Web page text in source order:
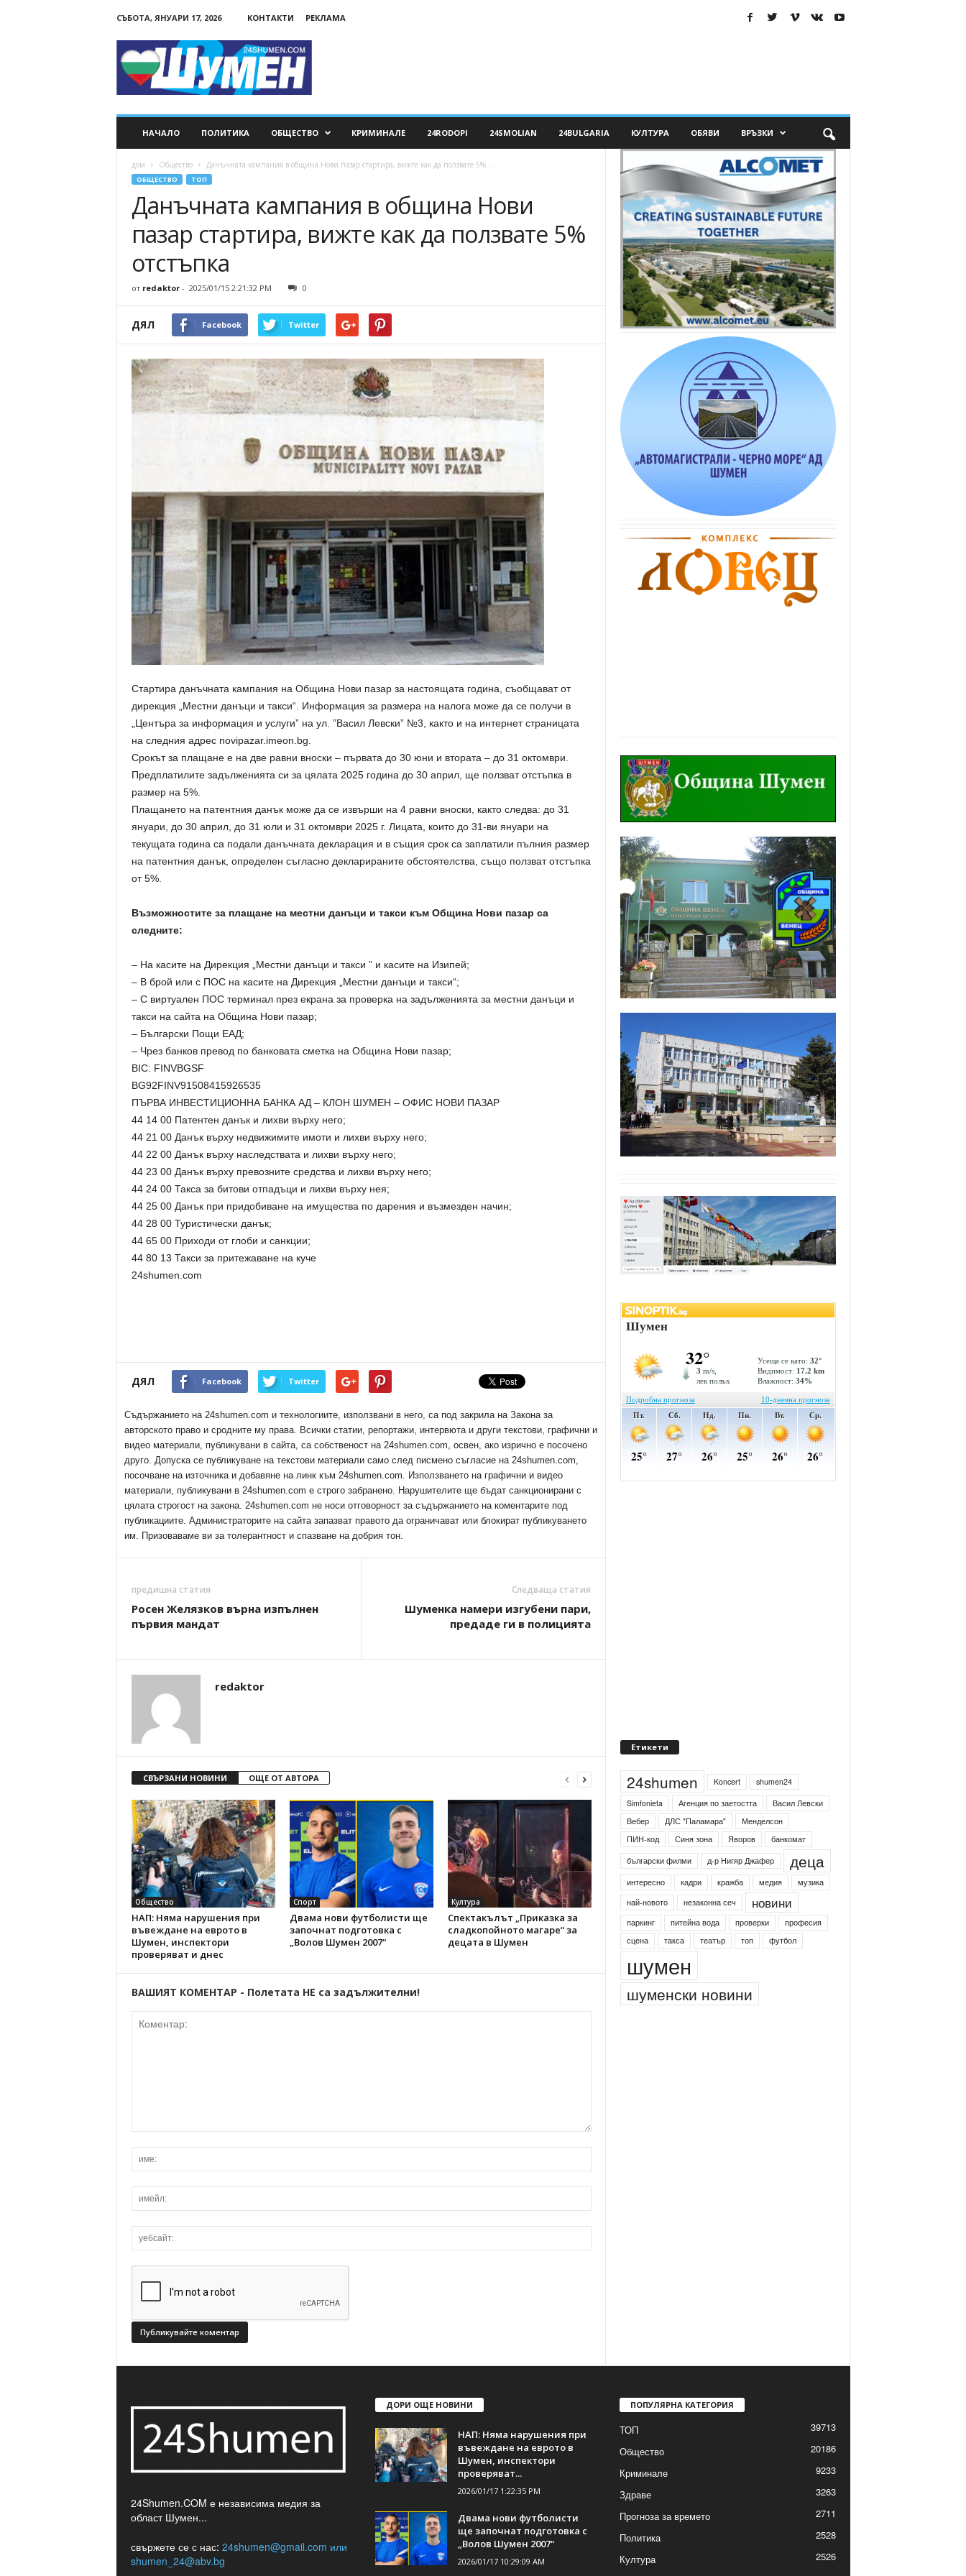
СЪБОТА, ЯНУАРИ 17, 2026 КОНТАКТИ РЕКЛАМА
НАЧАЛО ПОЛИТИКА ОБЩЕСТВО КРИМИНАЛЕ 24RODOPI 24SMOLIAN 24BULGARIA КУЛТУРА ОБЯВИ ВРЪЗКИ
дом Общество Данъчната кампания в община Нови пазар стартира, вижте как да ползвате 5%...
ОБЩЕСТВО ТОП
Данъчната кампания в община Нови
пазар стартира, вижте как да ползвате 5%
отстъпка
от redaktor- 2025/01/15 2:21:32 PM 0
ДЯЛ Facebook Twitter
Стартира данъчната кампания на Община Нови пазар за настоящата година, съобщават от
дирекция „Местни данъци и такси“. Информация за размера на налога може да се получи в
„Центъра за информация и услуги” на ул. ”Васил Левски” №3, както и на интернет страницата
на следния адрес novipazar.imeon.bg.
Срокът за плащане е на две равни вноски – първата до 30 юни и втората – до 31 октомври.
Предплатилите задълженията си за цялата 2025 година до 30 април, ще ползват отстъпка в
размер на 5%.
Плащането на патентния данък може да се извърши на 4 равни вноски, както следва: до 31
януари, до 30 април, до 31 юли и 31 октомври 2025 г. Лицата, които до 31-ви януари на
текущата година са подали данъчната декларация и в същия срок са заплатили пълния размер
на патентния данък, определен съгласно декларираните обстоятелства, също ползват отстъпка
от 5%.
Възможностите за плащане на местни данъци и такси към Община Нови пазар са
следните:
– На касите на Дирекция „Местни данъци и такси ” и касите на Изипей;
– В брой или с ПОС на касите на Дирекция „Местни данъци и такси“;
– С виртуален ПОС терминал през екрана за проверка на задълженията за местни данъци и
такси на сайта на Община Нови пазар;
– Български Пощи ЕАД;
– Чрез банков превод по банковата сметка на Община Нови пазар;
BIC: FINVBGSF
BG92FINV91508415926535
ПЪРВА ИНВЕСТИЦИОННА БАНКА АД – КЛОН ШУМЕН – ОФИС НОВИ ПАЗАР
44 14 00 Патентен данък и лихви върху него;
44 21 00 Данък върху недвижимите имоти и лихви върху него;
44 22 00 Данък върху наследствата и лихви върху него;
44 23 00 Данък върху превозните средства и лихви върху него;
44 24 00 Такса за битови отпадъци и лихви върху нея;
44 25 00 Данък при придобиване на имущества по дарения и възмезден начин;
44 28 00 Туристически данък;
44 65 00 Приходи от глоби и санкции;
44 80 13 Такси за притежаване на куче
24shumen.com
ДЯЛ Facebook Twitter
Съдържанието на 24shumen.com и технологиите, използвани в него, са под закрила на Закона за
авторското право и сродните му права. Всички статии, репортажи, интервюта и други текстови, графични и
видео материали, публикувани в сайта, са собственост на 24shumen.com, освен, ако изрично е посочено
друго. Допуска се публикуване на текстови материали само след писмено съгласие на 24shumen.com,
посочване на източника и добавяне на линк към 24shumen.com. Използването на графични и видео
материали, публикувани в 24shumen.com е строго забранено. Нарушителите ще бъдат санкционирани с
цялата строгост на закона. 24shumen.com не носи отговорност за съдържанието на коментарите под
публикациите. Администраторите на сайта запазват правото да ограничават или блокират публикуването
им. Призоваваме ви за толерантност и спазване на добрия тон.
предишна статия
Росен Желязков върна изпълнен
първия мандат
Следваща статия
Шуменка намери изгубени пари,
предаде ги в полицията
redaktor
СВЪРЗАНИ НОВИНИ ОЩЕ ОТ АВТОРА
Общество
НАП: Няма нарушения при
въвеждане на еврото в
Шумен, инспектори
проверяват и днес
Спорт
Двама нови футболисти ще
започнат подготовка с
„Волов Шумен 2007“
Култура
Спектакълът „Приказка за
сладкопойното магаре“ за
децата в Шумен
ВАШИЯТ КОМЕНТАР - Полетата НЕ са задължителни!
Етикети
24shumen Koncert
shumen24
Simfonieta
Агенция по заетостта
Васил Левски
Вебер
ДЛС "Паламара"
Менделсон
ПИН-код
Синя зона Яворов
банкомат
български филми
д-р Нигяр Джафер деца
интересно кадри кражба медия
музика
най-новото
незаконна сеч новини
паркинг питейна вода проверки
професия
сцена
такса театър топ футбол
шумен
шуменски новини
24Shumen.COM е независима медия за
област Шумен...
свържете се с нас: 24shumen@gmail.com или
shumen_24@abv.bg
ДОРИ ОЩЕ НОВИНИ
НАП: Няма нарушения при
въвеждане на еврото в
Шумен, инспектори
проверяват...
2026/01/17 1:22:35 PM
Двама нови футболисти
ще започнат подготовка с
„Волов Шумен 2007“
2026/01/17 10:29:09 AM
ПОПУЛЯРНА КАТЕГОРИЯ
ТОП
39713
Общество
20186
Криминале
9233
Здраве
3263
Прогноза за времето
2711
Политика
2528
Култура
2526